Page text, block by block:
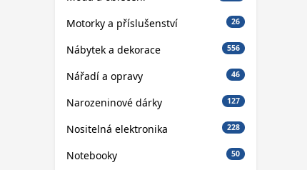
Motorky a příslušenství 26
Nábytek a dekorace 556
Nářadí a opravy 46
Narozeninové dárky 127
Nositelná elektronika 228
Notebooky 50